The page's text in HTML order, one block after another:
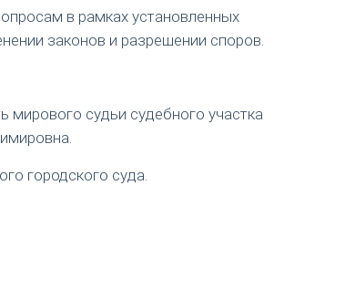
в рамках установленных
законов и разрешении споров.
мирового судьи судебного участка
городского суда.